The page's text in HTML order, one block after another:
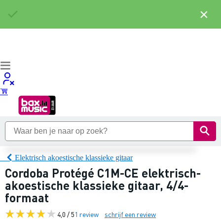
Elektrisch akoestische klassieke gitaar
Cordoba Protégé C1M-CE elektrisch-
akoestische klassieke gitaar, 4/4-
formaat
4,0 / 51 review schrijf een review
×